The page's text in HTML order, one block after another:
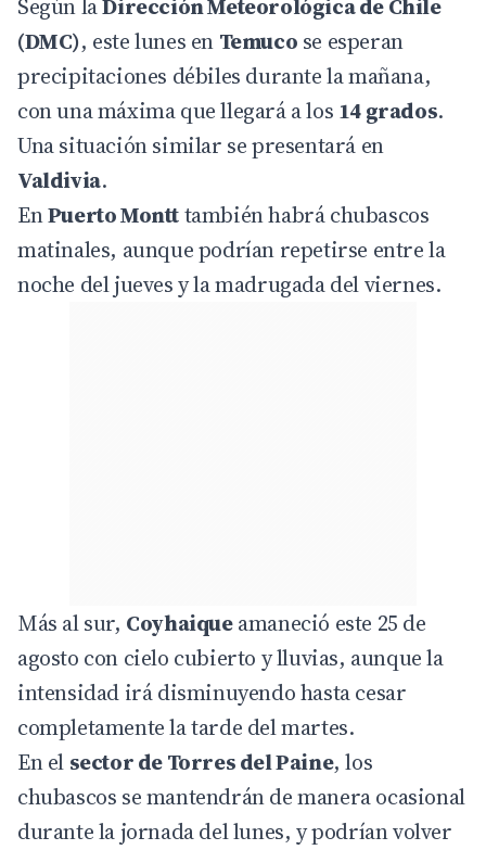
Según laDirección Meteorológica de Chile
(DMC), este lunes en Temuco se esperan
precipitaciones débiles durante la mañana,
con una máxima que llegará a los 14 grados.
Una situación similar se presentará en
Valdivia.
EnPuerto Montttambién habrá chubascos
matinales, aunque podrían repetirse entre la
noche del jueves y la madrugada del viernes.
Más al sur, Coyhaiqueamaneció este 25 de
agosto con cielo cubierto y lluvias, aunque la
intensidad irá disminuyendo hasta cesar
completamente la tarde del martes.
En el sector de Torres del Paine, los
chubascos se mantendrán de manera ocasional
durante la jornada del lunes, y podrían volver